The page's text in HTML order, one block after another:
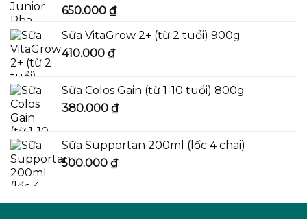
650.000 ₫
Sữa VitaGrow 2+ (từ 2 tuổi) 900g
410.000 ₫
Sữa Colos Gain (từ 1-10 tuổi) 800g
380.000 ₫
Sữa Supportan 200ml (lốc 4 chai)
500.000 ₫